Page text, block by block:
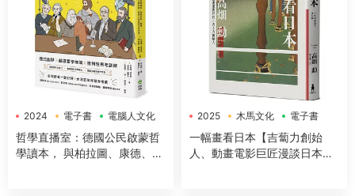
2024 電子書 電腦人文化
哲學直播室：德國公民啟蒙哲
學讀本， 與柏拉圖、康德、亞
2025 木馬文化 電子書
一幅畫看日本【吉蔔力創始
人、動畫電影巨匠漫談日本傳